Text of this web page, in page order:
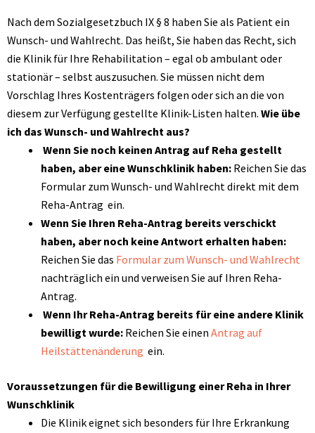
Nach dem Sozialgesetzbuch IX § 8 haben Sie als Patient ein
Wunsch- und Wahlrecht. Das heißt, Sie haben das Recht, sich
die Klinik für Ihre Rehabilitation – egal ob ambulant oder
stationär – selbst auszusuchen. Sie müssen nicht dem
Vorschlag Ihres Kostenträgers folgen oder sich an die von
diesem zur Verfügung gestellte Klinik-Listen halten. Wie übe
ich das Wunsch- und Wahlrecht aus?
Wenn Sie noch keinen Antrag auf Reha gestellt
haben, aber eine Wunschklinik haben: Reichen Sie das
Formular zum Wunsch- und Wahlrecht direkt mit dem
Reha-Antrag ein.
Wenn Sie Ihren Reha-Antrag bereits verschickt
haben, aber noch keine Antwort erhalten haben:
Reichen Sie das Formular zum Wunsch- und Wahlrecht
nachträglich ein und verweisen Sie auf Ihren Reha-
Antrag.
Wenn Ihr Reha-Antrag bereits für eine andere Klinik
bewilligt wurde: Reichen Sie einen Antrag auf
Heilstättenänderung ein.
Voraussetzungen für die Bewilligung einer Reha in Ihrer
Wunschklinik
Die Klinik eignet sich besonders für Ihre Erkrankung